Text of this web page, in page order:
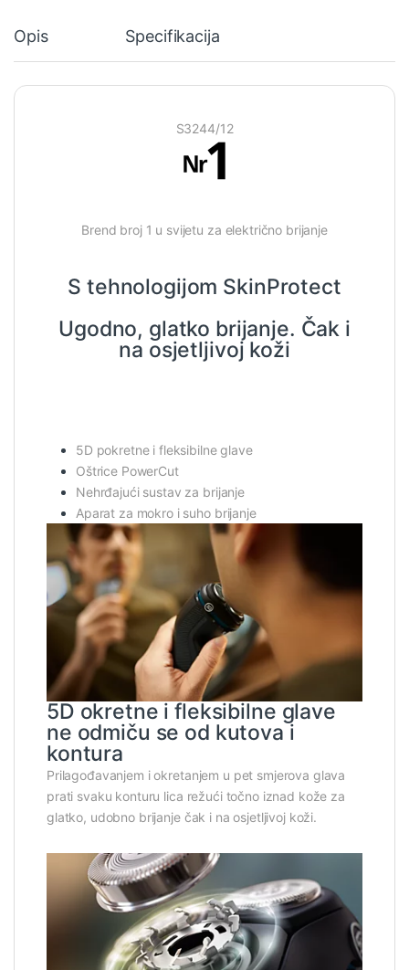
Opis Specifikacija
S3244/12
Brend broj 1 u svijetu za električno brijanje
S tehnologijom SkinProtect
Ugodno, glatko brijanje. Čak i
na osjetljivoj koži
5D pokretne i fleksibilne glave
Oštrice PowerCut
Nehrđajući sustav za brijanje
Aparat za mokro i suho brijanje
5D okretne i fleksibilne glave
ne odmiču se od kutova i
kontura
Prilagođavanjem i okretanjem u pet smjerova glava
prati svaku konturu lica režući točno iznad kože za
glatko, udobno brijanje čak i na osjetljivoj koži.